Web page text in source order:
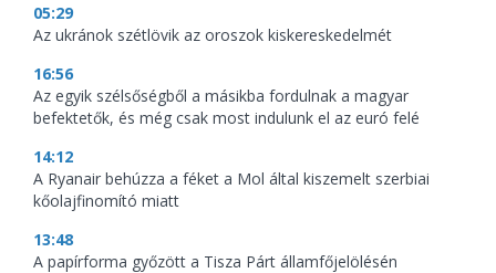
05:29
Az ukránok szétlövik az oroszok kiskereskedelmét
16:56
Az egyik szélsőségből a másikba fordulnak a magyar
befektetők, és még csak most indulunk el az euró felé
14:12
A Ryanair behúzza a féket a Mol által kiszemelt szerbiai
kőolajfinomító miatt
13:48
A papírforma győzött a Tisza Párt államfőjelölésén